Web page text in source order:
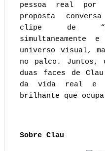
pessoa real
proposta
clipe de
simultaneamente e
universo visual,
no palco. Juntos,
duas faces de
da vida real e
brilhante que
Sobre Clau